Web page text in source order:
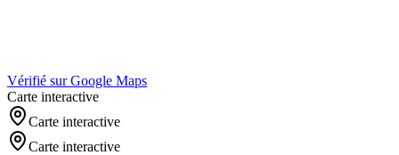
Vérifié sur Google Maps
Carte interactive
Carte interactive
Carte interactive